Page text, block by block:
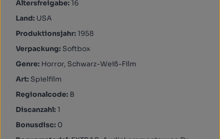
Altersfreigabe: 16
Land: USA
Produktionsjahr: 1958
Verpackung: Softbox
Genre: Horror, Schwarz-Weiß-Film
Art: Spielfilm
Regionalcode: B
Discanzahl: 1
Bonusdisc: 0